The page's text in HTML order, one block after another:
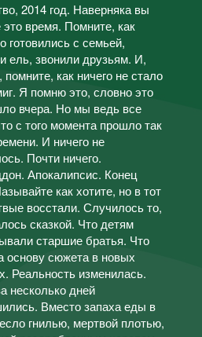
2014 год. Наверняка вы
это время. Помните, как
готовились с семьей,
ель, звонили друзьям. И,
помните, как ничего не стало
Я помню это, словно это
вчера. Но мы ведь все
с того момента прошло так
И ничего не
Почти ничего.
Апокалипсис. Конец
как хотите, но в тот
восстали. Случилось то,
сказкой. Что детям
старшие братья. Что
основу сюжета в новых
Реальность изменилась.
несколько дней
Вместо запаха еды в
гнилью, мертвой плотью,